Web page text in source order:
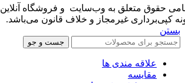
حقوق متعلق به وب‌سایت و فروشگاه‌ آنلاین
کپی‌برداری غیرمجاز و خلاف قانون می‌باشد.
بستن
جست و جو
علاقه مندی ها
مقایسه